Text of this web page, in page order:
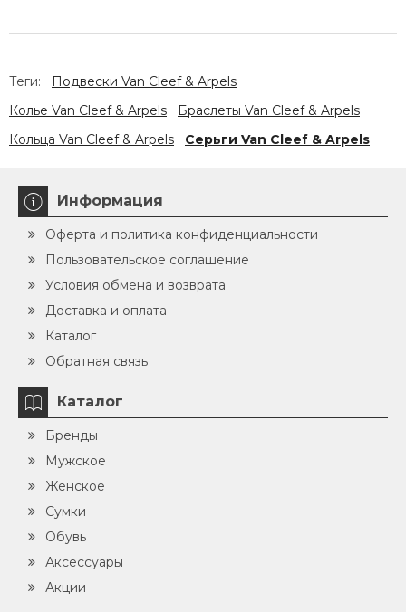
Теги:
Подвески Van Cleef & Arpels
Колье Van Cleef & Arpels
Браслеты Van Cleef & Arpels
Кольца Van Cleef & Arpels
Серьги Van Cleef & Arpels
Информация
Оферта и политика конфиденциальности
Пользовательское соглашение
Условия обмена и возврата
Доставка и оплата
Каталог
Обратная связь
Каталог
Бренды
Мужское
Женское
Сумки
Обувь
Аксессуары
Акции